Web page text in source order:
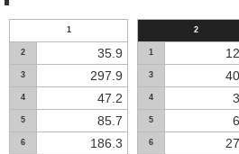
1
2 35.9
3 297.9
4 47.2
5 85.7
6 186.3
2
1
3
4
5
6